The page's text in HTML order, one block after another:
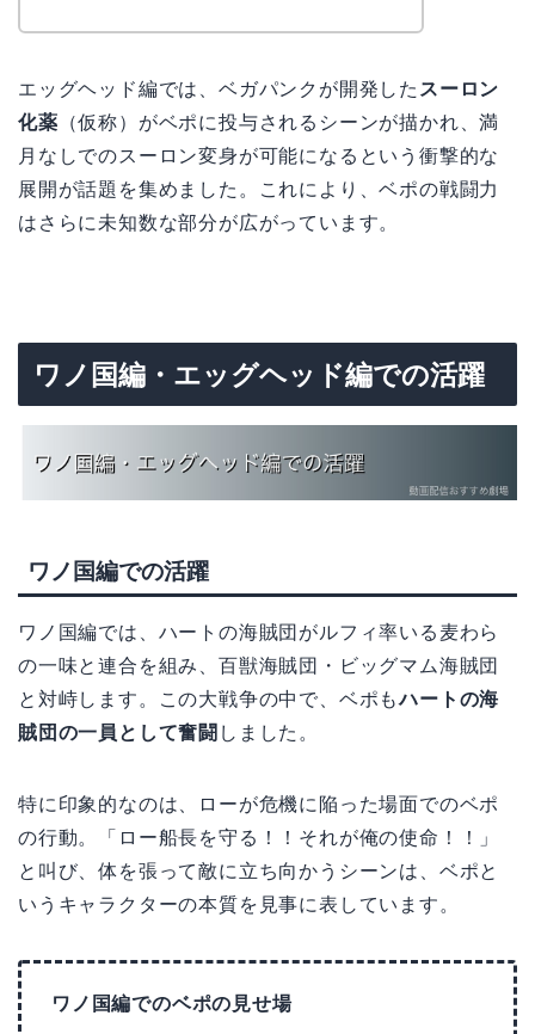
エッグヘッド編では、ベガパンクが開発した スーロン
化薬 （仮称）がベポに投与されるシーンが描かれ、満
月なしでのスーロン変身が可能になるという衝撃的な
展開が話題を集めました。これにより、ベポの戦闘力
はさらに未知数な部分が広がっています。
ワノ国編・エッグヘッド編での活躍
ワノ国編での活躍
ワノ国編では、ハートの海賊団がルフィ率いる麦わら
の一味と連合を組み、百獣海賊団・ビッグマム海賊団
と対峙します。この大戦争の中で、ベポもハートの海
賊団の一員として奮闘 しました。
特に印象的なのは、ローが危機に陥った場面でのベポ
の行動。「ロー船長を守る！！それが俺の使命！！」
と叫び、体を張って敵に立ち向かうシーンは、ベポと
いうキャラクターの本質を見事に表しています。
ワノ国編でのベポの見せ場